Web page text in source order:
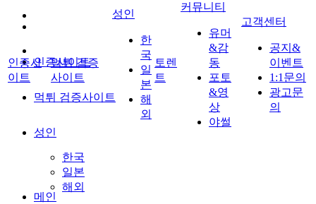
인증사이트
먹튀 검증사이트
성인
한국
일본
해외
인증사
이트
먹튀 검증
사이트
성인
한
국
일
본
해
외
토렌
트
커뮤니티
유머
&감
동
포토
&영
상
야썰
고객센터
공지&
이벤트
1:1문의
광고문
의
메인